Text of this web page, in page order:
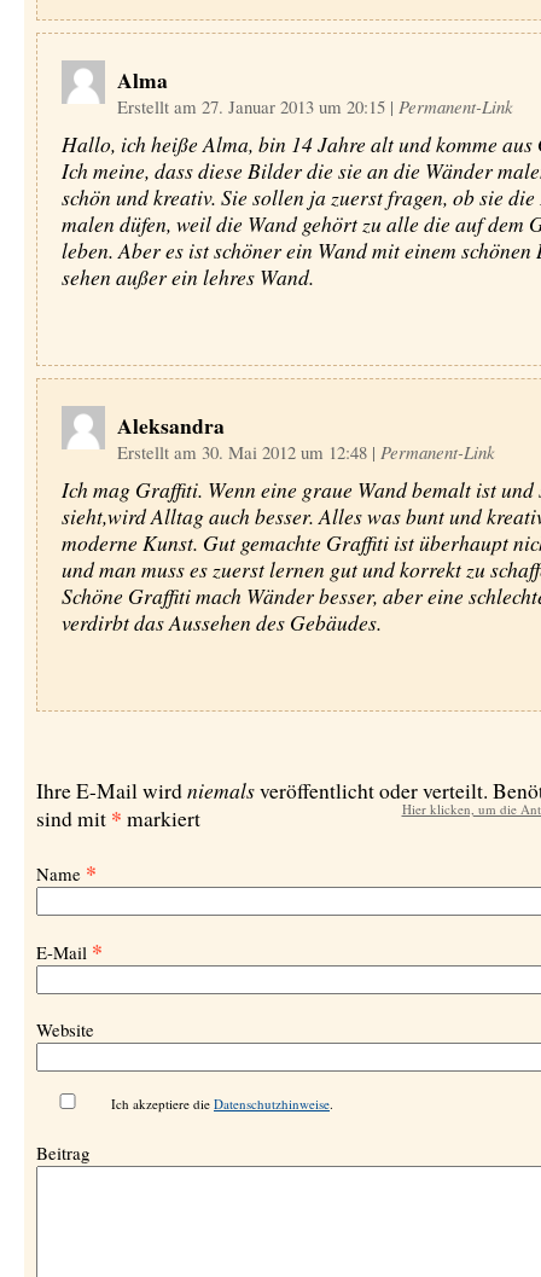
Alma
Erstellt am 27. Januar 2013 um 20:15 | Permanent-Link
Hallo, ich heiße Alma, bin 14 Jahre alt und komme aus
Ich meine, dass diese Bilder die sie an die Wänder
schön und kreativ. Sie sollen ja zuerst fragen, ob sie
malen düfen, weil die Wand gehört zu alle die auf dem
leben. Aber es ist schöner ein Wand mit einem schönen
sehen außer ein lehres Wand.
Aleksandra
Erstellt am 30. Mai 2012 um 12:48 | Permanent-Link
Ich mag Graffiti. Wenn eine graue Wand bemalt ist und
sieht,wird Alltag auch besser. Alles was bunt und
moderne Kunst. Gut gemachte Graffiti ist überhaupt
und man muss es zuerst lernen gut und korrekt zu
Schöne Graffiti mach Wänder besser, aber eine
verdirbt das Aussehen des Gebäudes.
Hier klicken, um die
Ihre E-Mail wirdniemalsveröffentlicht oder verteilt.
sind mit * markiert
Name *
E-Mail *
Website
Ich akzeptiere die Datenschutzhinweise.
Beitrag